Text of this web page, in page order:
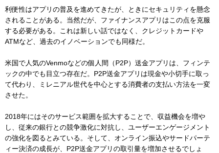
利便性はアプリの普及を進めてきたが、ときにセキュリティを懸念
されることがある。当然だが、ファイナンスアプリはこの点を克服
する必要がある。これは新しい話ではなく、クレジットカードや
ATMなど、過去のイノベーションでも同様だ。
米国で人気のVenmoなどの個人間（P2P）送金アプリは、フィンテ
ックの中でも目立つ存在だ。P2P送金アプリは現金や小切手に取っ
て代わり、ミレニアル世代を中心とする消費者の支払い方法を一変
させた。
2018年にはそのサービス範囲を拡大することで、収益機会を増や
し、従来の銀行との競争激化に対抗し、ユーザーエンゲージメント
の強化を図るとみている。そして、オンライン振込やサードパーテ
ィー決済の成長が、P2P送金アプリの取引量を増加させるでしょ